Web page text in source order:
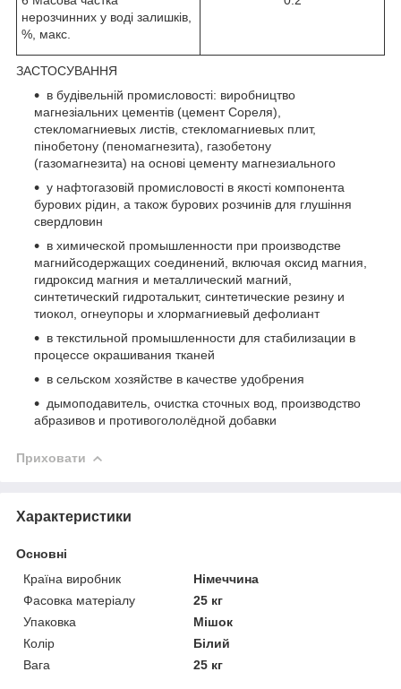
нерозчинних у воді залишків,
%, макс.
ЗАСТОСУВАННЯ
в будівельній промисловості: виробництво
магнезіальних цементів (цемент Сореля),
стекломагниевых листів, стекломагниевых плит,
пінобетону (пеномагнезита), газобетону
(газомагнезита) на основі цементу магнезиального
у нафтогазовій промисловості в якості компонента
бурових рідин, а також бурових розчинів для глушіння
свердловин
в химической промышленности при производстве
магнийсодержащих соединений, включая оксид магния,
гидроксид магния и металлический магний,
синтетический гидроталькит, синтетические резину и
тиокол, огнеупоры и хлормагниевый дефолиант
в текстильной промышленности для стабилизации в
процессе окрашивания тканей
в сельском хозяйстве в качестве удобрения
дымоподавитель, очистка сточных вод, производство
абразивов и противогололёдной добавки
Приховати
Характеристики
Основні
Країна виробник
Німеччина
Фасовка матеріалу
25 кг
Упаковка
Мішок
Колір
Білий
Вага
25 кг